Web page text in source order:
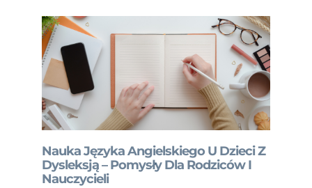
Nauka Języka Angielskiego U Dzieci Z
Dysleksją – Pomysły Dla Rodziców I
Nauczycieli